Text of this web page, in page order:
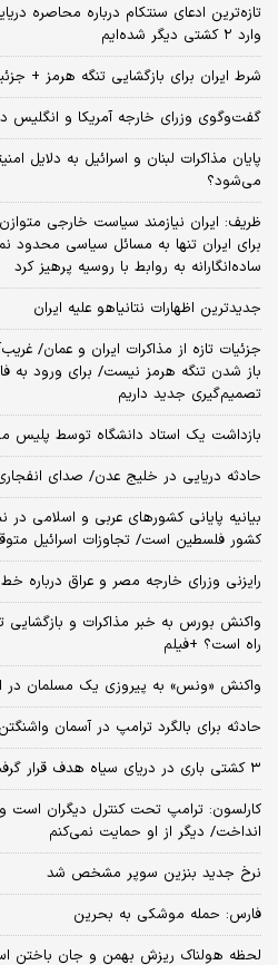
وارد ۲ کشتی دیگر شده‌ایم
شرط ایران برای بازگشایی تنگه هرمز +
گفت‌وگوی وزرای خارجه آمریکا و انگلیس
پایان مذاکرات لبنان و اسرائیل به دلایل
می‌شود؟
ظریف: ایران نیازمند سیاست خارجی
برای ایران تنها به مسائل سیاسی محدود
ساده‌انگارانه به روابط با روسیه پرهیز کرد
جدیدترین اظهارات نتانیاهو علیه ایران
جزئیات تازه از مذاکرات ایران و عمان/
باز شدن تنگه هرمز نیست/ برای ورود به
تصمیم‌گیری جدید داریم
بازداشت یک استاد دانشگاه توسط پلیس
حادثه دریایی در خلیج عدن/ صدای
بیانیه پایانی کشورهای عربی و اسلامی
کشور فلسطین است/ تجاوزات اسرائیل
رایزنی وزرای خارجه مصر و عراق درباره
واکنش بورس به خبر مذاکرات و
راه است؟ +فیلم
واکنش «ونس» به پیروزی یک مسلمان در
حادثه برای بالگرد ترامپ در آسمان واشنگتن
۳ کشتی باری در دریای سیاه هدف قرار گرفت
کارلسون: ترامپ تحت کنترل دیگران است و
انداخت/ دیگر از او حمایت نمی‌کنم
نرخ جدید بنزین سوپر مشخص شد
فارس: حمله موشکی به بحرین
لحظه هولناک ریزش بهمن و جان باختن